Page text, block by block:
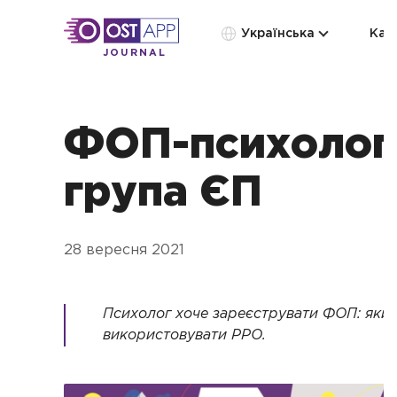
JOURNAL
Українська
ФОП-
група ЄП
28 вересня 2021
Психолог хоче зареєструвати ФОП:
використовувати РРО.